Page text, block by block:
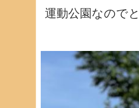
運動公園なので